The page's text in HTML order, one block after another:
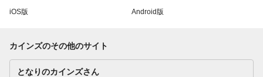
iOS版 Android版
カインズのその他のサイト
となりのカインズさん